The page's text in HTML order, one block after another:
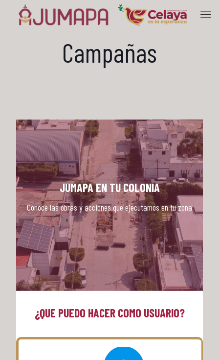
Campañas
JUMAPA EN TU COLONIA
Conoce las obras y acciones que ejecutamos en tu zona
¿QUE PUEDO HACER COMO USUARIO?